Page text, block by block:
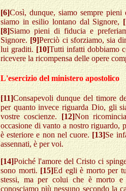
[6]Così, dunque, siamo sempre
siamo in esilio lontano dal Signore,
[8]Siamo pieni di fiducia e
Signore. [9]Perciò ci sforziamo, sia
lui graditi. [10]Tutti infatti dobbiamo
ricevere la ricompensa delle opere
L'esercizio del ministero apostolico
[11]Consapevoli dunque del timore
per quanto invece riguarda Dio, gli
vostre coscienze. [12]Non
occasione di vanto a nostro riguardo,
è esteriore e non nel cuore. [13]Se
assennati, è per voi.
[14]Poiché l'amore del Cristo ci
sono morti.[15]Ed egli è morto per
stessi, ma per colui che è morto
conosciamo più nessuno secondo la